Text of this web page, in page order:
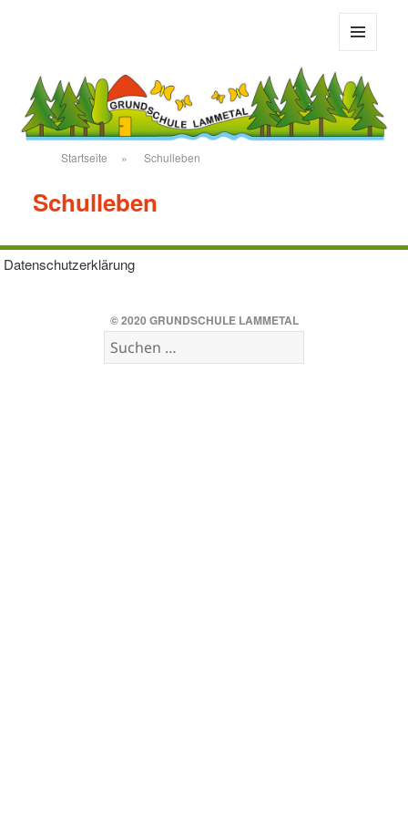
UND
WIDGETS
Startseite » Schulleben
Schulleben
Datenschutzerklärung
© 2020 GRUNDSCHULE LAMMETAL
Suchen
nach: